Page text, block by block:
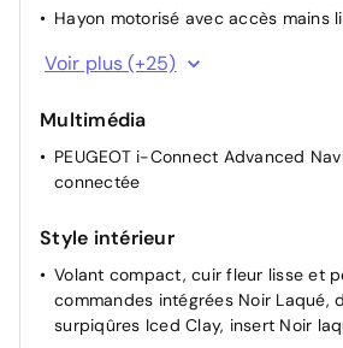
Hayon motorisé avec accès mains
Banquette rang 2 coulissante 60/
inclinables et rabattables 40/20/
Monogrammes AV : blason
PEUGEOT
Sièges AV chauffants
Calandre couleur caisse, écopes
décor inférieur Gris Méteor
Voir plus (+25)
Multimédia
PEUGEOT i-Connect Advanced
connectée
Style intérieur
Volant compact, cuir fleur lisse et
commandes intégrées Noir Laqué,
surpiqûres Iced Clay, insert Noir